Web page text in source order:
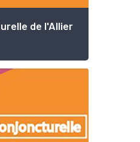
de l'Allier